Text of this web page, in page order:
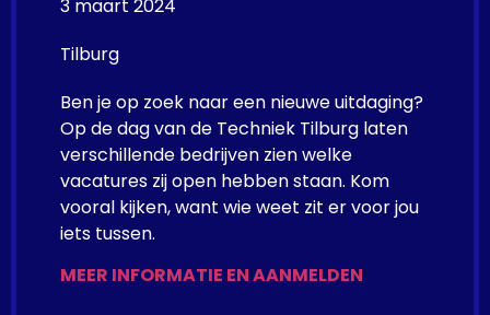
3 maart 2024
Tilburg
Ben je op zoek naar een nieuwe uitdaging?
Op de dag van de Techniek Tilburg laten
verschillende bedrijven zien welke
vacatures zij open hebben staan. Kom
vooral kijken, want wie weet zit er voor jou
iets tussen.
MEER INFORMATIE EN AANMELDEN